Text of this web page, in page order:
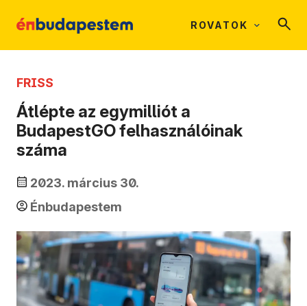
ROVATOK
FRISS
Átlépte az egymilliót a
BudapestGO felhasználóinak
száma
2023. március 30.
Énbudapestem